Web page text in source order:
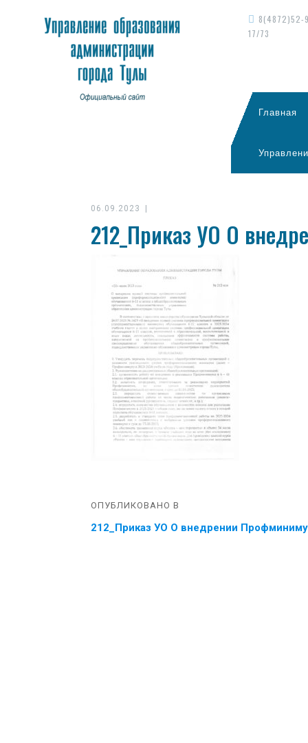
8(4872)52-
17/73
Главная
06.09.2023
212_Приказ УО О
ОПУБЛИКОВАНО В
212_Приказ УО О внедрении